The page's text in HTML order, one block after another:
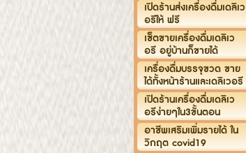
เปิดร้านส่งเครื่องดื่มเดลิเว
อรีให้ ฟรี
เซ็ตขายเครื่องดื่มเดลิเว
อรี อยู่บ้านก็ขายได้
เครื่องดื่มบรรจุขวด ขาย
ได้ทั้งหน้าร้านและเดลิเวอรี
เปิดร้านเครื่องดื่มเดลิเว
อรีง่ายๆใน3ขั้นตอน
อาชีพเสริมเพิ่มรายได้ ใน
วิกฤต covid19